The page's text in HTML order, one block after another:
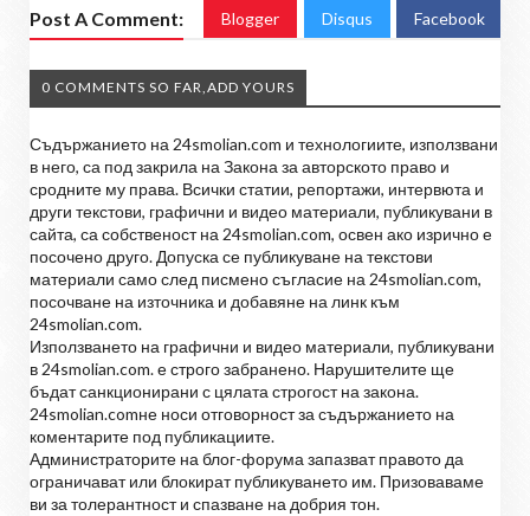
Post A Comment: Blogger Disqus Facebook
0 COMMENTS SO FAR,ADD YOURS
Съдържанието на 24smolian.com и технологиите, използвани
в него, са под закрила на Закона за авторското право и
сродните му права. Всички статии, репортажи, интервюта и
други текстови, графични и видео материали, публикувани в
сайта, са собственост на 24smolian.com, освен ако изрично е
посочено друго. Допуска се публикуване на текстови
материали само след писмено съгласие на 24smolian.com,
посочване на източника и добавяне на линк към
24smolian.com.
Използването на графични и видео материали, публикувани
в 24smolian.com. е строго забранено. Нарушителите ще
бъдат санкционирани с цялата строгост на закона.
24smolian.comне носи отговорност за съдържанието на
коментарите под публикациите.
Администраторите на блог-форума запазват правото да
ограничават или блокират публикуването им. Призоваваме
ви за толерантност и спазване на добрия тон.